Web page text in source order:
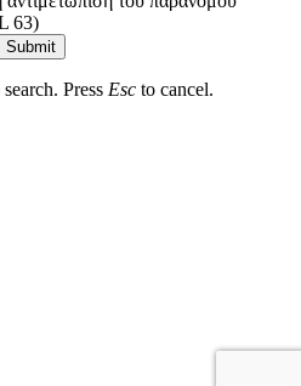
63)
Submit
Press Esc to cancel.